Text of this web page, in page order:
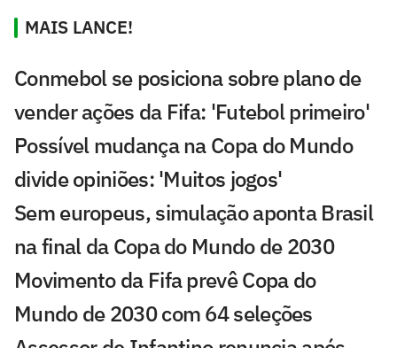
MAIS LANCE!
Conmebol se posiciona sobre plano de
vender ações da Fifa: 'Futebol primeiro'
Possível mudança na Copa do Mundo
divide opiniões: 'Muitos jogos'
Sem europeus, simulação aponta Brasil
na final da Copa do Mundo de 2030
Movimento da Fifa prevê Copa do
Mundo de 2030 com 64 seleções